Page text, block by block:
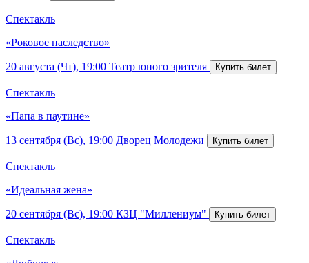
Спектакль
«Роковое наследство»
20 августа (Чт), 19:00 Театр юного зрителя
Спектакль
«Папа в паутине»
13 сентября (Вс), 19:00 Дворец Молодежи
Спектакль
«Идеальная жена»
20 сентября (Вс), 19:00 КЗЦ "Миллениум"
Спектакль